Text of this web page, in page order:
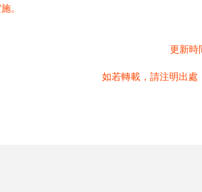
。
更新時
如若轉載，請注明出